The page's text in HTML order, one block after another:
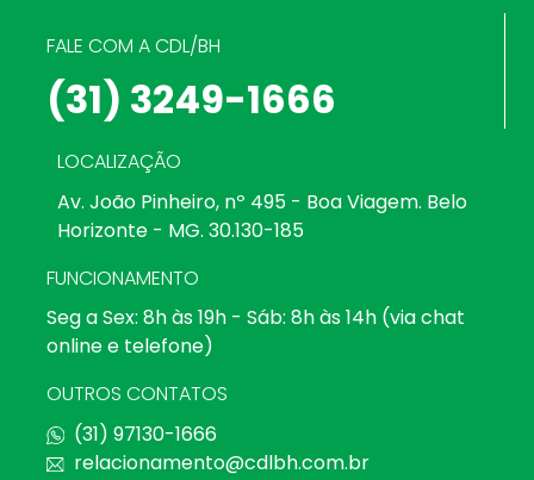
FALE COM A CDL/BH
(31) 3249-1666
LOCALIZAÇÃO
Av. João Pinheiro, nº 495 - Boa Viagem. Belo
Horizonte - MG. 30.130-185
FUNCIONAMENTO
Seg a Sex: 8h às 19h - Sáb: 8h às 14h (via chat
online e telefone)
OUTROS CONTATOS
(31) 97130-1666
relacionamento@cdlbh.com.br